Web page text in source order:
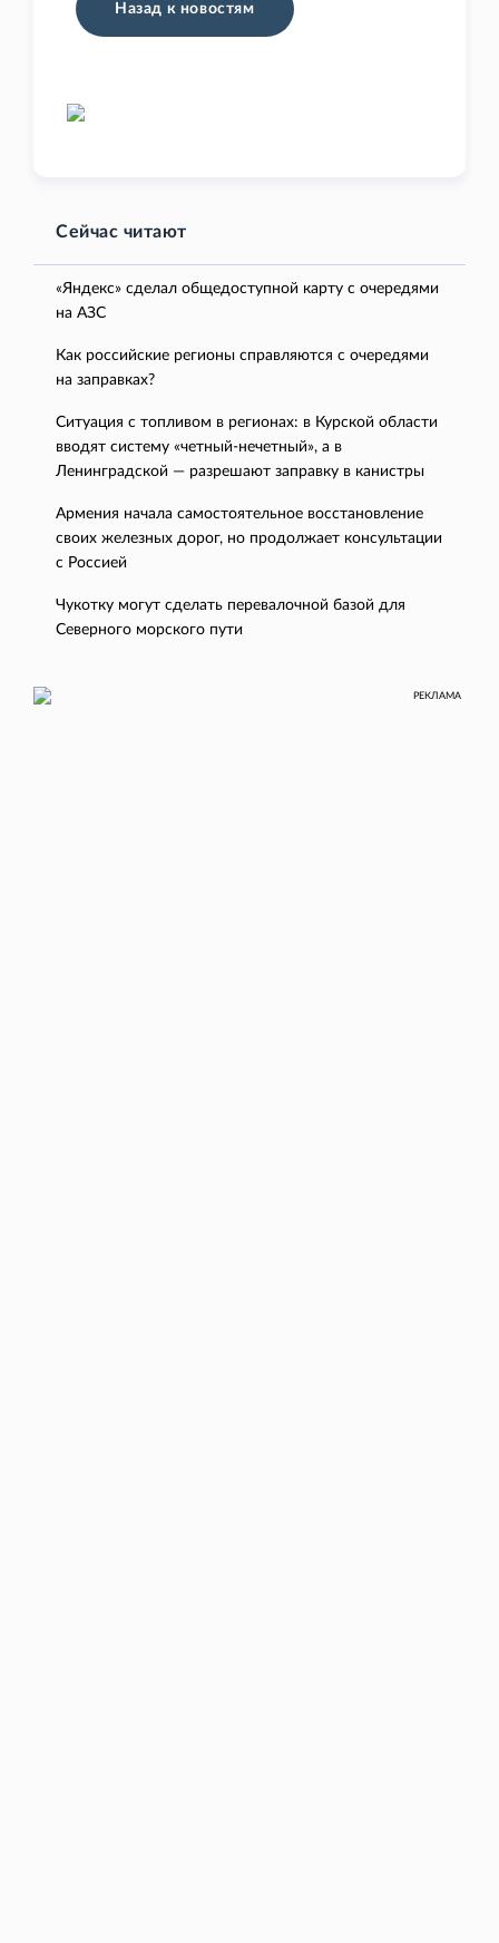
Назад к новостям
Сейчас читают
«Яндекс» сделал общедоступной карту с очередями
на АЗС
Как российские регионы справляются с очередями
на заправках?
Ситуация с топливом в регионах: в Курской области
вводят систему «четный-нечетный», а в
Ленинградской — разрешают заправку в канистры
Армения начала самостоятельное восстановление
своих железных дорог, но продолжает консультации
с Россией
Чукотку могут сделать перевалочной базой для
Северного морского пути
РЕКЛАМА